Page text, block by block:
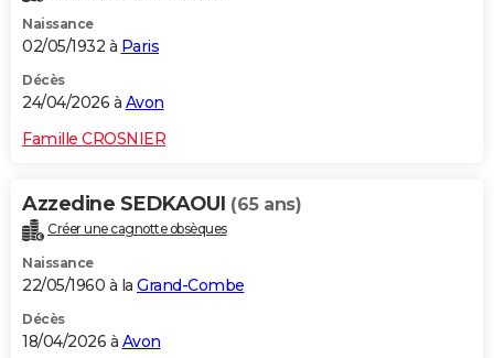
Naissance
02/05/1932 à Paris
Décès
24/04/2026 à Avon
Famille CROSNIER
Azzedine SEDKAOUI (65 ans)
Créer une cagnotte obsèques
Naissance
22/05/1960 à la Grand-Combe
Décès
18/04/2026 à Avon